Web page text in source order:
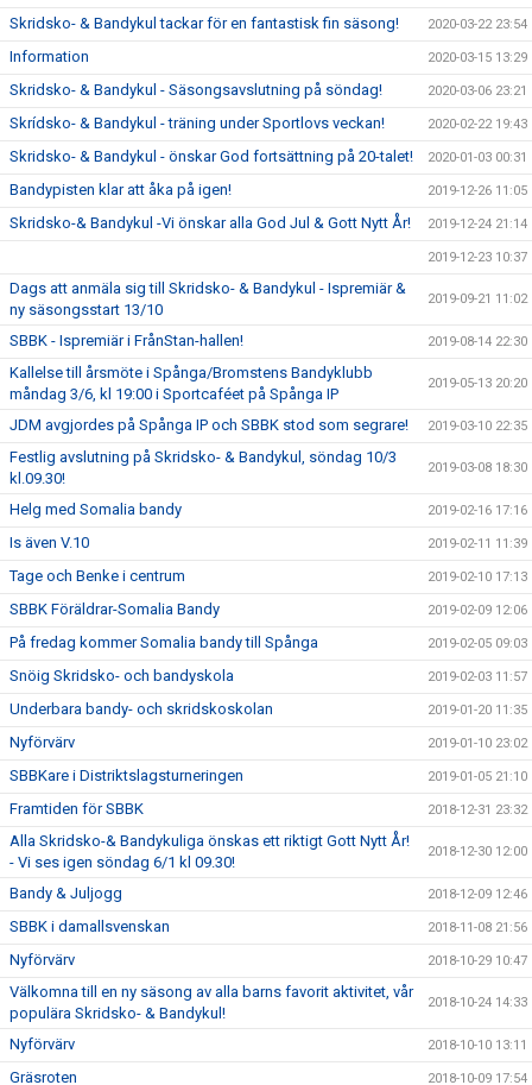
Skridsko- & Bandykul tackar för en fantastisk fin säsong! 2020-03-22 23:54
Information 2020-03-15 13:29
Skridsko- & Bandykul - Säsongsavslutning på söndag! 2020-03-06 23:21
Skrídsko- & Bandykul - träning under Sportlovs veckan! 2020-02-22 19:43
Skridsko- & Bandykul - önskar God fortsättning på 20-talet! 2020-01-03 00:31
Bandypisten klar att åka på igen! 2019-12-26 11:05
Skridsko-& Bandykul -Vi önskar alla God Jul & Gott Nytt År! 2019-12-24 21:14
2019-12-23 10:37
Dags att anmäla sig till Skridsko- & Bandykul - Ispremiär &
ny säsongsstart 13/10
2019-09-21 11:02
SBBK - Ispremiär i FrånStan-hallen! 2019-08-14 22:30
Kallelse till årsmöte i Spånga/Bromstens Bandyklubb
måndag 3/6, kl 19:00 i Sportcaféet på Spånga IP
2019-05-13 20:20
JDM avgjordes på Spånga IP och SBBK stod som segrare! 2019-03-10 22:35
Festlig avslutning på Skridsko- & Bandykul, söndag 10/3
kl.09.30!
2019-03-08 18:30
Helg med Somalia bandy 2019-02-16 17:16
Is även V.10 2019-02-11 11:39
Tage och Benke i centrum 2019-02-10 17:13
SBBK Föräldrar-Somalia Bandy 2019-02-09 12:06
På fredag kommer Somalia bandy till Spånga 2019-02-05 09:03
Snöig Skridsko- och bandyskola 2019-02-03 11:57
Underbara bandy- och skridskoskolan 2019-01-20 11:35
Nyförvärv 2019-01-10 23:02
SBBKare i Distriktslagsturneringen 2019-01-05 21:10
Framtiden för SBBK 2018-12-31 23:32
Alla Skridsko-& Bandykuliga önskas ett riktigt Gott Nytt År!
- Vi ses igen söndag 6/1 kl 09.30!
2018-12-30 12:00
Bandy & Juljogg 2018-12-09 12:46
SBBK i damallsvenskan 2018-11-08 21:56
Nyförvärv 2018-10-29 10:47
Välkomna till en ny säsong av alla barns favorit aktivitet, vår
populära Skridsko- & Bandykul!
2018-10-24 14:33
Nyförvärv 2018-10-10 13:11
Gräsroten 2018-10-09 17:54